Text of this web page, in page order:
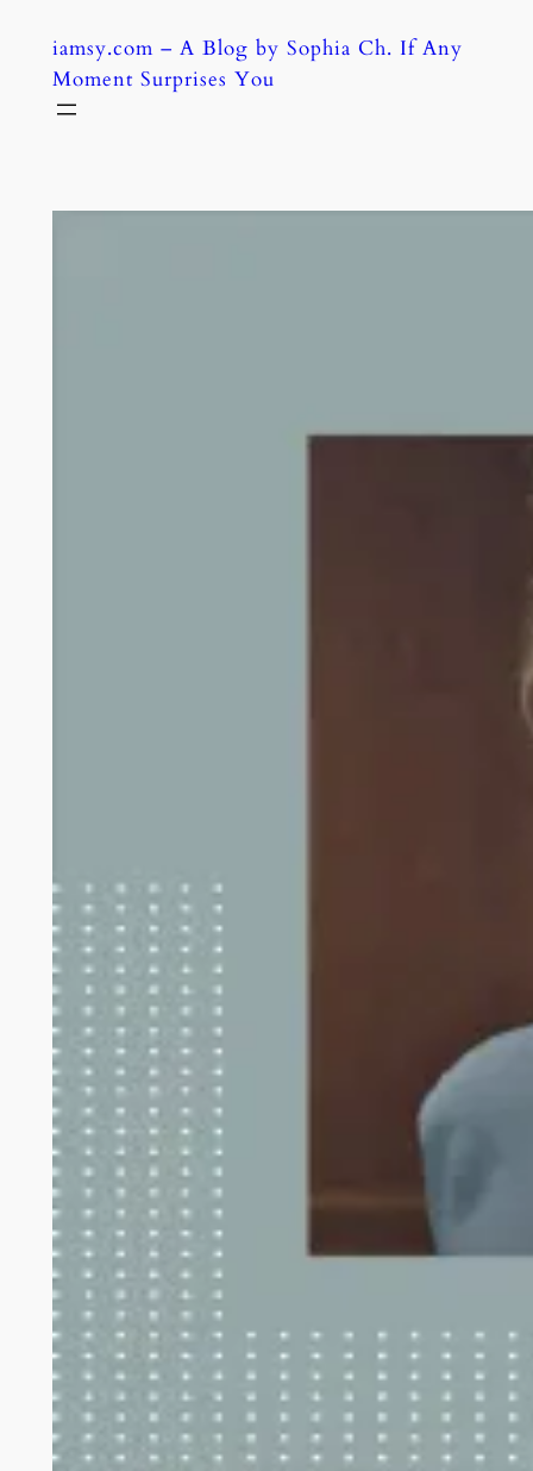
content
iamsy.com – A Blog by Sophia Ch. If Any
Moment Surprises You